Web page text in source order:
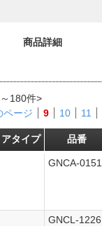
商品詳細
180件>
ページ
9 10 11
アタイプ 品番
GNCA-0151
GNCL-1226